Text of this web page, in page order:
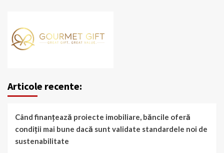
Articole recente:
Când finanțează proiecte imobiliare, băncile oferă
condiții mai bune dacă sunt validate standardele noi de
sustenabilitate